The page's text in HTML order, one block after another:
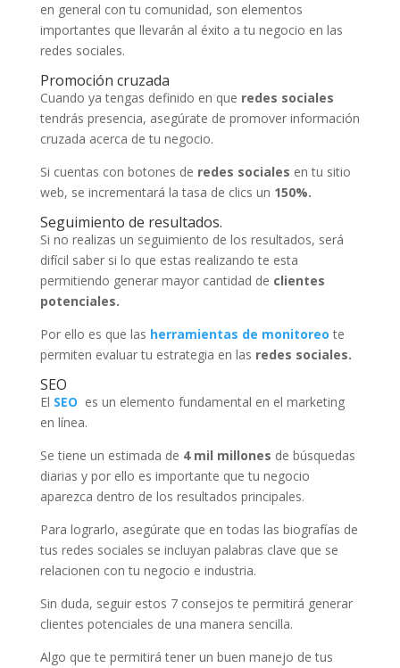
en general con tu comunidad, son elementos
importantes que llevarán al éxito a tu negocio en las
redes sociales.
Promoción cruzada
Cuando ya tengas definido en que redes sociales
tendrás presencia, asegúrate de promover información
cruzada acerca de tu negocio.
Si cuentas con botones de redes sociales en tu sitio
web, se incrementará la tasa de clics un 150%.
Seguimiento de resultados.
Si no realizas un seguimiento de los resultados, será
difícil saber si lo que estas realizando te esta
permitiendo generar mayor cantidad de clientes
potenciales.
Por ello es que las herramientas de monitoreo te
permiten evaluar tu estrategia en las redes sociales.
SEO
El SEO es un elemento fundamental en el marketing
en línea.
Se tiene un estimada de 4 mil millones de búsquedas
diarias y por ello es importante que tu negocio
aparezca dentro de los resultados principales.
Para lograrlo, asegúrate que en todas las biografías de
tus redes sociales se incluyan palabras clave que se
relacionen con tu negocio e industria.
Sin duda, seguir estos 7 consejos te permitirá generar
clientes potenciales de una manera sencilla.
Algo que te permitirá tener un buen manejo de tus